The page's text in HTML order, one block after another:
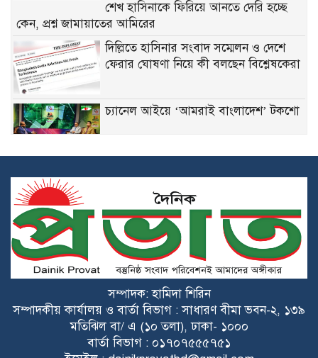
শেখ হাসিনাকে ফিরিয়ে আনতে দেরি হচ্ছে
কেন, প্রশ্ন জামায়াতের আমিরের
দিল্লিতে হাসিনার সংবাদ সম্মেলন ও দেশে
ফেরার ঘোষণা নিয়ে কী বলছেন বিশ্লেষকেরা
চ্যানেল আইয়ে ‘আমরাই বাংলাদেশ’ টকশো
সংঘাতের মুখে যৌথ প্রতিরক্ষা চুক্তিতে সই
সৌদি আরব, পাকিস্তান ও তুরস্কের
গুজরাটের কূপে রহস্যময় ঢেউ, যা বলছেন
ভূতত্ত্ববিদরা
ওপেনএআই-অ্যান্থ্রপিককে টক্কর দিতে মেটার
নতুন এআই কোডিং টুল
সম্পাদক: হামিদা শিরিন
সম্পাদকীয় কার্যালয় ও বার্তা বিভাগ : সাধারণ বীমা ভবন-২, ১৩৯
মতিঝিল বা/ এ (১০ তলা), ঢাকা- ১০০০
বার্তা বিভাগ : ০১৭০৭৫৫৫৭৫১